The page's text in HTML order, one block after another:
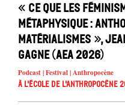
« Ce que les
métaphysique :
matérialismes »,
Gagne (AEA 2026)
Podcast | Festival | Anthropocène
À l'école de l'Anthropocène